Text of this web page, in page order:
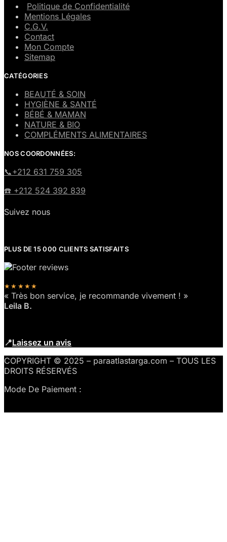
Politique de Confidentialité
Mentions Légales
C.G.V.
Contact
Mon Compte
Sitemap
CATÉGORIES
BEAUTÉ & SOIN
HYGIÈNE & SANTÉ
BÉBÉ & MAMAN
NATURE & BIO
COMPLÉMENTS ALIMENTAIRES
NOS COORDONNÉES:
​📞+212 631 759 305
☎️​ +212 524 392 839
Suivez nous
PLUS DE 15 000 CLIENTS SATISFAITS
★★★★★
« Très bon service, je recommande vivement ! »
Leila B.
📍Laissez un avis
COPYRIGHT © 2025 – paraatlastarga.com – TOUS LES
DROITS RÉSERVÉS
Mode De Paiement :